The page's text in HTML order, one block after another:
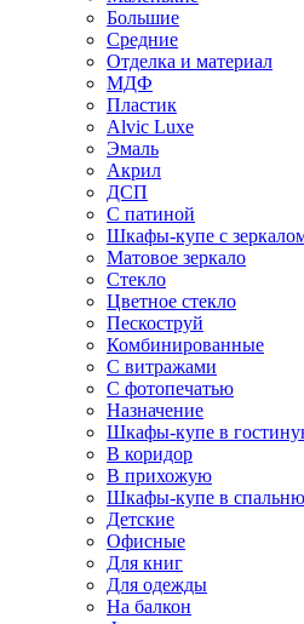
Большие
Средние
Отделка и материал
МДФ
Пластик
Alvic Luxe
Эмаль
Акрил
ДСП
С патиной
Шкафы-купе с
Матовое зеркало
Стекло
Цветное стекло
Пескоструй
Комбинированные
С витражами
С фотопечатью
Назначение
Шкафы-купе в
В коридор
В прихожую
Шкафы-купе в спальню
Детские
Офисные
Для книг
Для одежды
На балкон